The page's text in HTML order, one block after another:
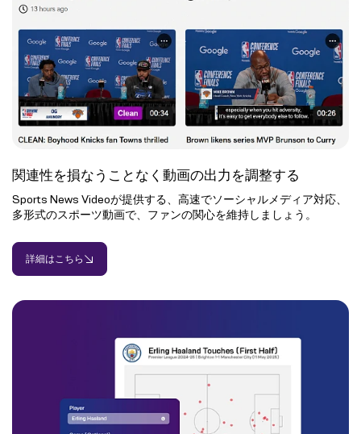
関連性を損なうことなく動画の出力を調整する
Sports News Videoが提供する、高速でソーシャルメディア対応、
多形式のスポーツ動画で、ファンの関心を維持しましょう。
詳細はこちら